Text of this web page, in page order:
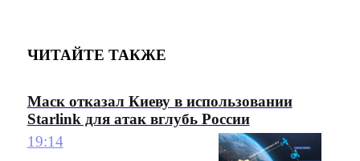
ЧИТАЙТЕ ТАКЖЕ
Маск отказал Киеву в использовании
Starlink для атак вглубь России
19:14